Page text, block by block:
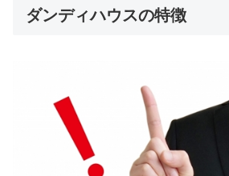
ダンディハウスの特徴